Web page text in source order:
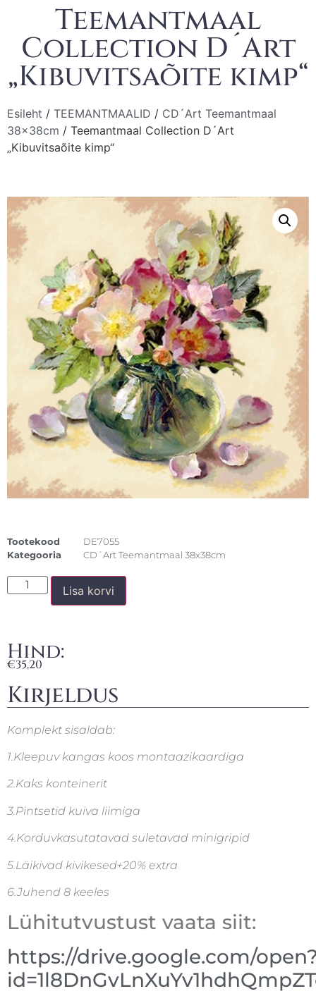
Teemantmaal
Collection D´Art
„Kibuvitsaõite kimp“
Esileht / TEEMANTMAALID / CD´Art Teemantmaal
38x38cm / Teemantmaal Collection D´Art
„Kibuvitsaõite kimp“
Tootekood
DE7055
Kategooria
CD´Art Teemantmaal 38x38cm
Lisa korvi
Hind:
€35,20
Kirjeldus
Komplekt sisaldab:
1.Kleepuv kangas koos montaazikaardiga
2.Kaks konteinerit
3.Pintsetid kuiva liimiga
4.Korduvkasutatavad suletavad minigripid
5.Läikivad kivikesed+20% extra
6.Juhend 8 keeles
Lühitutvustust vaata siit:
https://drive.google.com/